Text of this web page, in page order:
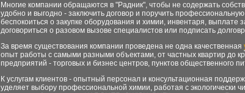
Многие компании обращаются в "Радник", чтобы не содержать
удобно и выгодно - заключить договор и поручить
беспокоиться о закупке оборудования и химии, инвентаря, выплате
договориться о разовом вызове специалистов или подписать
За время существования компании проведена не одна качественная
опыт работы с самыми разными объектами, от частных квартир до
предприятий - торговых и бизнес центров, пунктов общественного
К услугам клиентов - опытный персонал и консультационная
уделяет выбору профессиональной химии, работая с экологически